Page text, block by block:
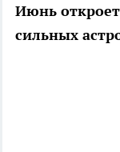
Июнь
сильных